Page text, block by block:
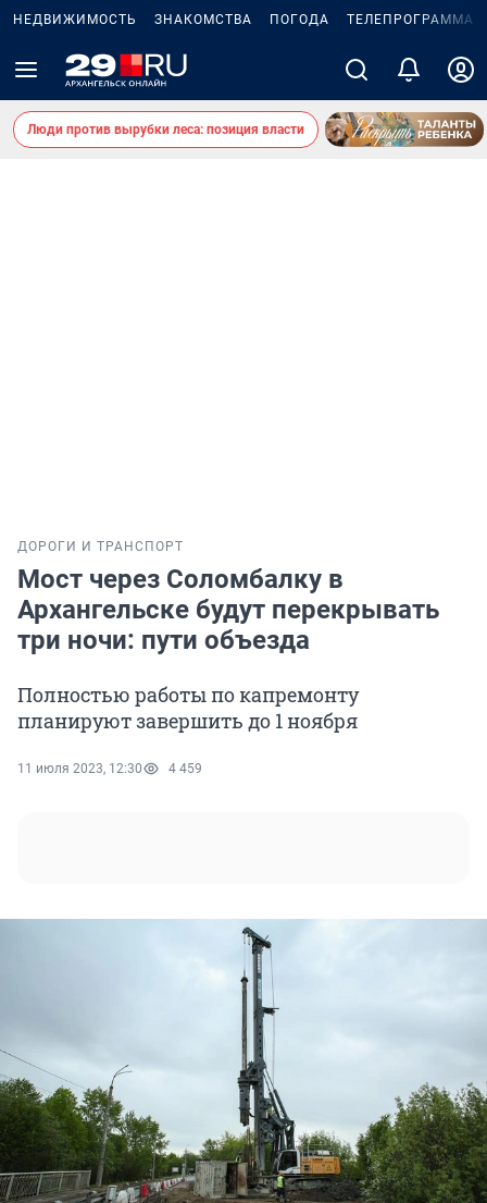
НЕДВИЖИМОСТЬ ЗНАКОМСТВА ПОГОДА ТЕЛЕПРОГРАММА
Люди против вырубки леса: позиция власти
ДОРОГИ И ТРАНСПОРТ
Мост через Соломбалку в
Архангельске будут перекрывать
три ночи: пути объезда
Полностью работы по капремонту
планируют завершить до 1 ноября
11 июля 2023, 12:30 4 459